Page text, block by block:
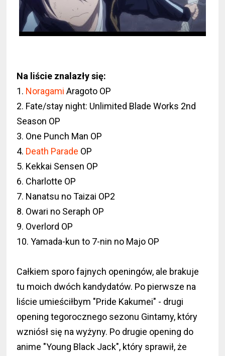
Na liście znalazły się:
1. Noragami Aragoto OP
2. Fate/stay night: Unlimited Blade Works 2nd
Season OP
3. One Punch Man OP
4. Death Parade OP
5. Kekkai Sensen OP
6. Charlotte OP
7. Nanatsu no Taizai OP2
8. Owari no Seraph OP
9. Overlord OP
10. Yamada-kun to 7-nin no Majo OP
Całkiem sporo fajnych openingów, ale brakuje
tu moich dwóch kandydatów. Po pierwsze na
liście umieściłbym "Pride Kakumei" - drugi
opening tegorocznego sezonu Gintamy, który
wzniósł się na wyżyny. Po drugie opening do
anime "Young Black Jack", który sprawił, że